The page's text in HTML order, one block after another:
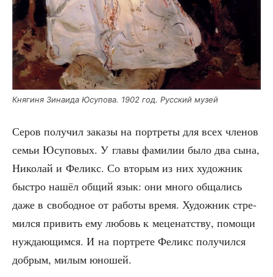
Кня­ги­ня Зина­и­да Юсу­по­ва. 1902 год. Рус­ский музей
Серов полу­чил зака­зы на порт­ре­ты для всех чле­нов
семьи Юсу­по­вых. У гла­вы фами­лии было два сына,
Нико­лай и Феликс. Со вто­рым из них худож­ник
быст­ро нашёл общий язык: они мно­го обща­лись
даже в сво­бод­ное от рабо­ты вре­мя. Худож­ник стре­
мил­ся при­вить ему любовь к меце­нат­ству, помо­щи
нуж­да­ю­щим­ся. И на порт­ре­те Феликс полу­чил­ся
доб­рым, милым юношей.